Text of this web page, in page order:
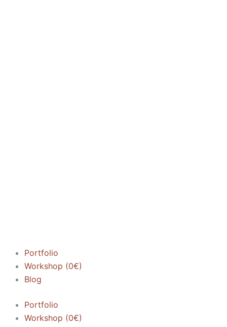
Portfolio
Workshop (0€)
Blog
Portfolio
Workshop (0€)